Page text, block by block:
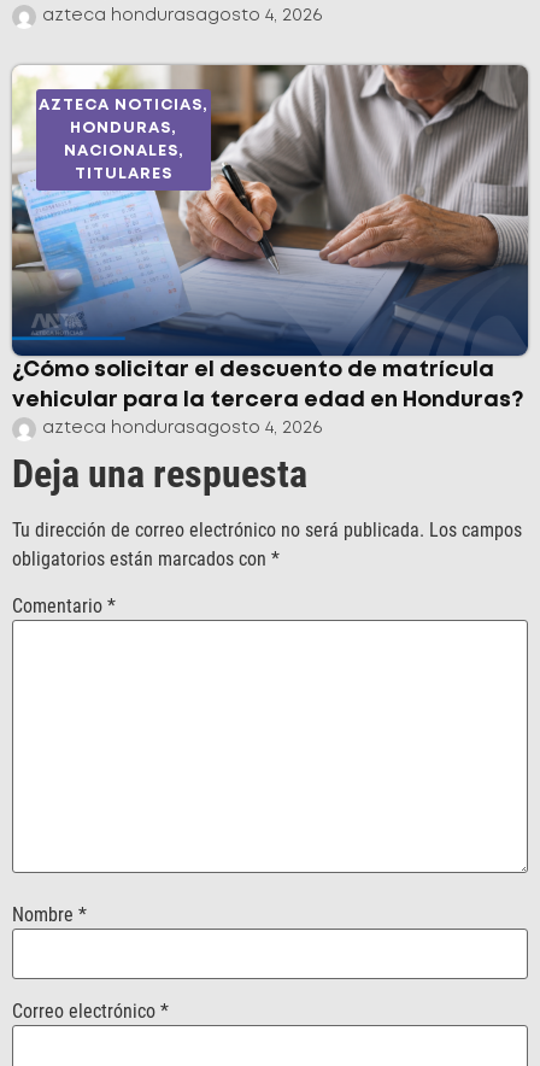
azteca hondurasagosto 4, 2026
AZTECA NOTICIAS,
HONDURAS,
NACIONALES,
TITULARES
¿Cómo solicitar el descuento de matrícula
vehicular para la tercera edad en Honduras?
azteca hondurasagosto 4, 2026
Deja una respuesta
Tu dirección de correo electrónico no será publicada. Los campos
obligatorios están marcados con *
Comentario *
Nombre *
Correo electrónico *